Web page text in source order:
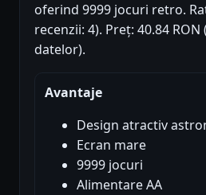
oferind 9999 jocuri retro.
recenzii: 4). Preț: 40.84
datelor).
Avantaje
Design atractiv
Ecran mare
9999 jocuri
Alimentare AA